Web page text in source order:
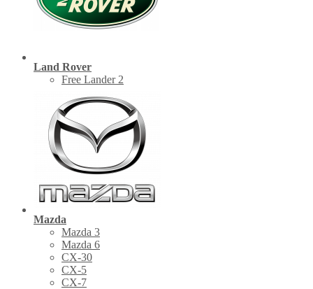
Land Rover
Free Lander 2
Mazda
Mazda 3
Mazda 6
CX-30
СХ-5
CX-7